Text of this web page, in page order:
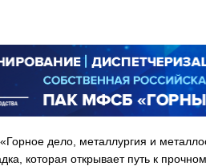
дело, металлургия и
которая открывает путь к